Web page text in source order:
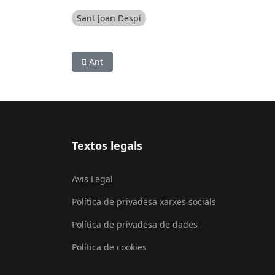
Sant Joan Despí
Article anterior: Acaba el Torneig Internacional
Ant
Textos legals
Avis Legal
Política de privadesa xarxes socials
Política de privadesa de dades
Política de cookies